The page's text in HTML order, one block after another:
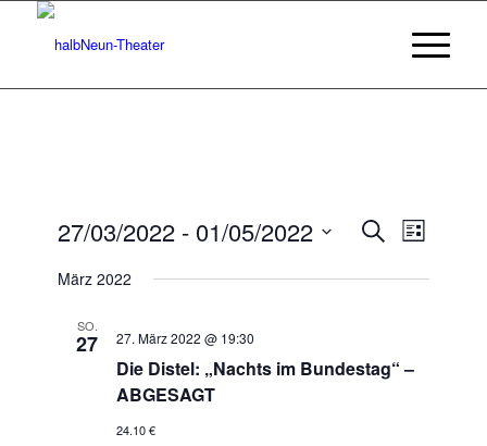
SucheListe
27/03/2022 - 01/05/2022
wählen.
März 2022
SO.
27 27. März 2022 @ 19:30
Die Distel: „Nachts im Bundestag“ –
ABGESAGT
24.10 €